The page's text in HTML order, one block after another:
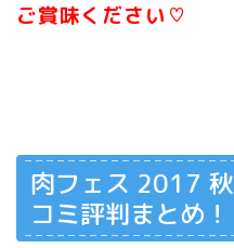
ご賞味ください♡
肉フェス 2017
コミ評判まとめ！